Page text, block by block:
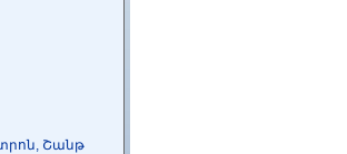
Շանթ